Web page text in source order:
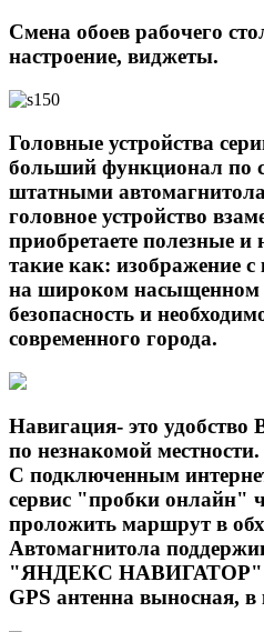
Смена обоев рабочего
настроение, виджеты.
Головные устройства
больший функционал по
штатными
головное устройство
приобретаете полезные
такие как: изображение
на широком насыщенном
безопасность и
современного города.
Навигация- это
по незнакомой местности.
С подключенным
сервис "пробки онлайн"
проложить маршрут в
Автомагнитола
"ЯНДЕКС НАВИГАТОР"
GPS антенна выносная, в